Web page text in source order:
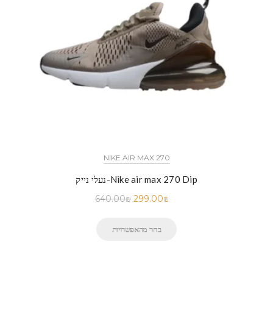
NIKE AIR MAX 270
נעלי נייק-Nike air max 270 Dip
640.00₪ 299.00₪
בחר מהאפשרויות